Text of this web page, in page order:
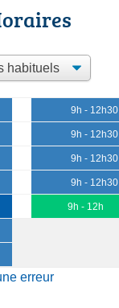
9h - 12h30
9h - 12h30
9h - 12h30
9h - 12h30
9h - 12h
erreur